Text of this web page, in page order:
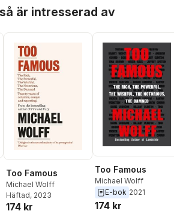
är intresserad av
Too Famous
Michael Wolff
Häftad, 2023
174 kr
Too Famous
Michael Wolff
E-bok 2021
174 kr